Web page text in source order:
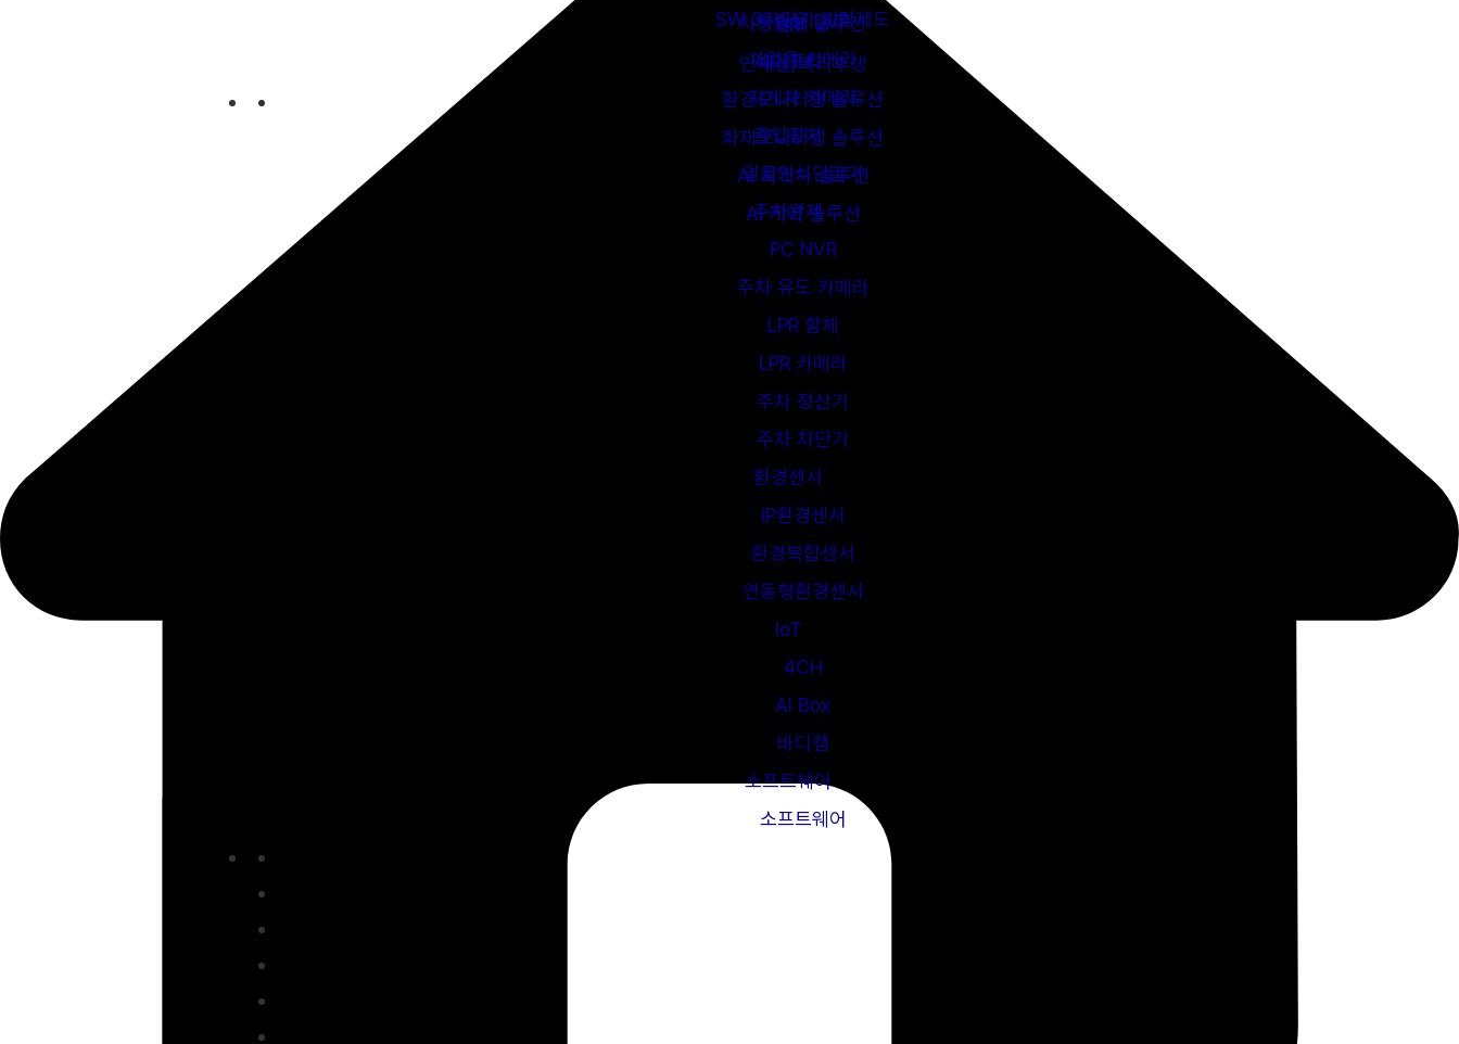
HR
인재상/복리후생
차량관제 솔루션
세이프티
환경모니터링 솔루션
화재모니터링 솔루션
AI 지게차 솔루션
AI 케어 솔루션
차량용 DVR
차량용 카메라
지게차 카메라
출입장치
얼굴인식단말기
주차관제
PC NVR
주차 유도 카메라
LPR 함체
LPR 카메라
주차 정산기
주차 차단기
환경센서
IP환경센서
환경복합센서
연동형환경센서
IoT
4CH
AI Box
바디캠
소프트웨어
소프트웨어
SW 3자단가 계약제도